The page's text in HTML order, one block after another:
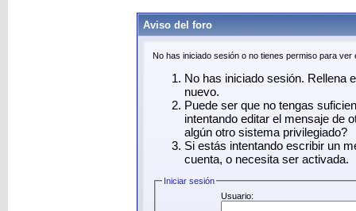
Aviso del foro
No has iniciado sesión o no tienes permiso para
No has iniciado sesión. Rellena
nuevo.
Puede ser que no tengas
intentando editar el mensaje de
algún otro sistema privilegiado?
Si estás intentando escribir un
cuenta, o necesita ser activada.
Iniciar sesión
Usuario: